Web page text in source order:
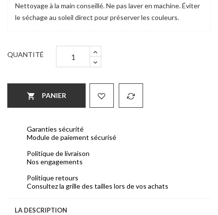
Nettoyage à la main conseillé. Ne pas laver en machine. Éviter
le séchage au soleil direct pour préserver les couleurs.
QUANTITÉ
 PANIER
Garanties sécurité
Module de paiement sécurisé
Politique de livraison
Nos engagements
Politique retours
Consultez la grille des tailles lors de vos achats
LA DESCRIPTION